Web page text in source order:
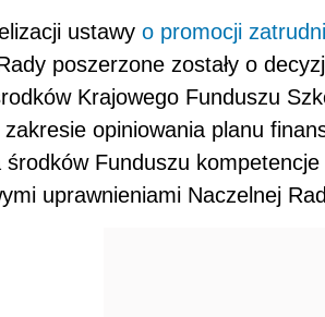
ustawy o promocji
poszerzone zostały o
Krajowego Funduszu
zakresie opiniowania planu
środków Funduszu
uprawnieniami Naczelnej